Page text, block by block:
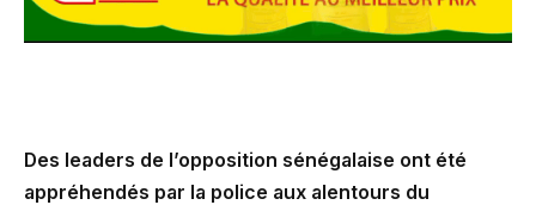
Des leaders de l’opposition sénégalaise ont été
appréhendés par la police aux alentours du